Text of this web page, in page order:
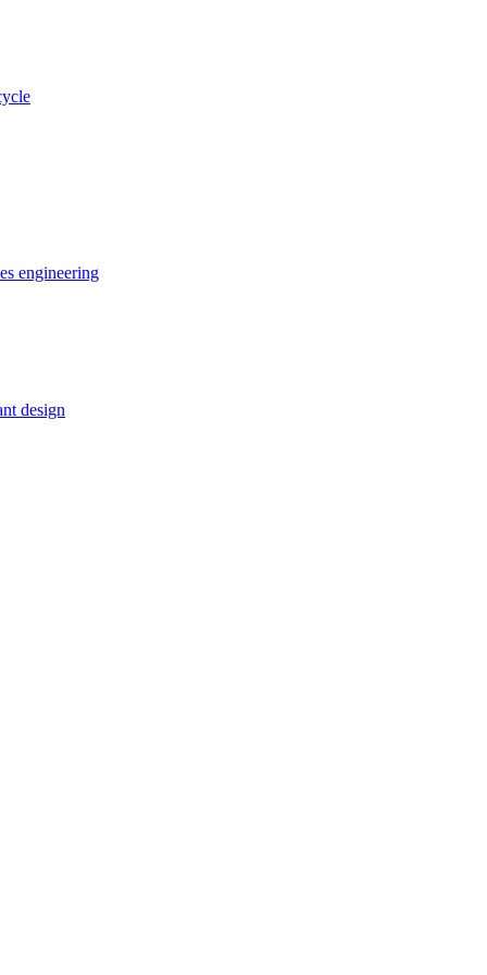
engineering
design